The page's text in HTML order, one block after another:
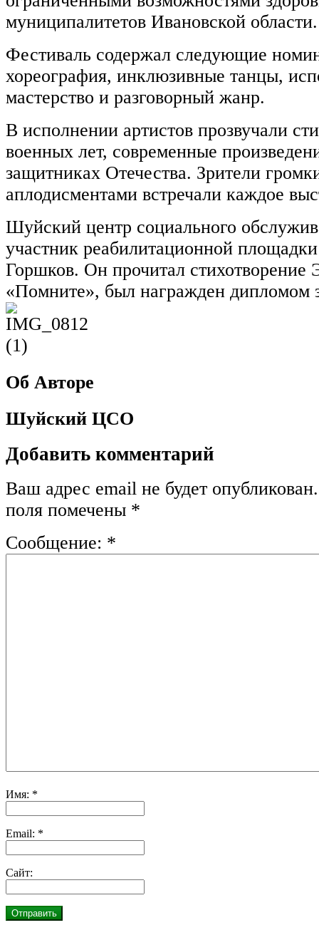
муниципалитетов Ивановской области.
Фестиваль содержал следующие
хореография, инклюзивные танцы,
мастерство и разговорный жанр.
В исполнении артистов прозвучали
военных лет, современные
защитниках Отечества. Зрители
аплодисментами встречали каждое
Шуйский центр социального
участник реабилитационной
Горшков. Он прочитал стихотворение
«Помните», был награжден дипломом
Об Авторе
Шуйский ЦСО
Добавить комментарий
Ваш адрес email не будет опубликован.
поля помечены *
Сообщение: *
Имя: *
Email: *
Сайт: